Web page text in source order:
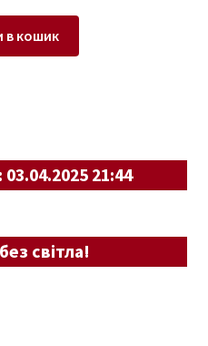
в кошик
21:44
світла!